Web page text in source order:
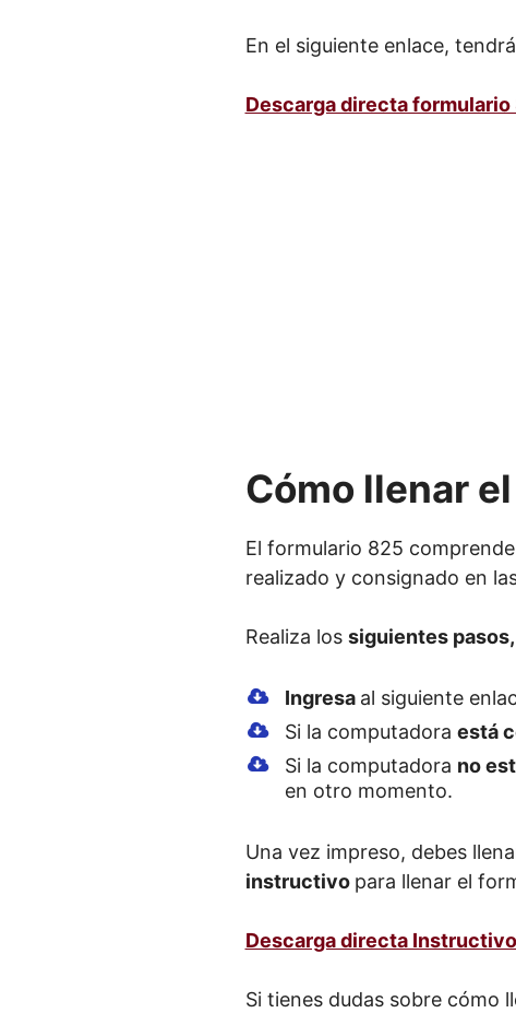
En el siguiente enlace,
Descarga directa formulario
Cómo llenar
El formulario 825
realizado y consignado en
Realiza los siguientes pasos,
Ingresa al siguiente
Si la computadora está
Si la computadora no
en otro momento.
Una vez impreso, debes
instructivo para llenar el
Descarga directa
Si tienes dudas sobre cómo